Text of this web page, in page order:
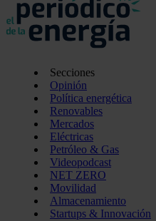
Secciones
Opinión
Política energética
Renovables
Mercados
Eléctricas
Petróleo & Gas
Videopodcast
NET ZERO
Movilidad
Almacenamiento
Startups & Innovación